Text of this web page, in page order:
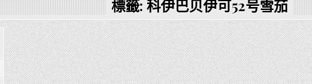
標籤: 科伊巴贝伊可52号雪茄